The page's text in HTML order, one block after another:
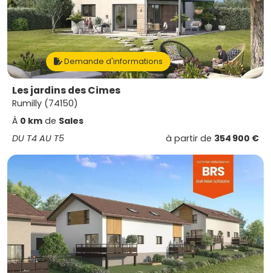
Demande d'informations
Les jardins des Cimes
Rumilly (74150)
À 0 km de Sales
DU T4 AU T5
à partir de 354 900 €